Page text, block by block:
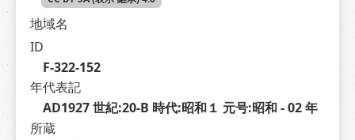
地域名
ID
F-322-152
年代表記
AD1927 世紀:20-B 時代:昭和１ 元号:昭和 - 02 年
所蔵